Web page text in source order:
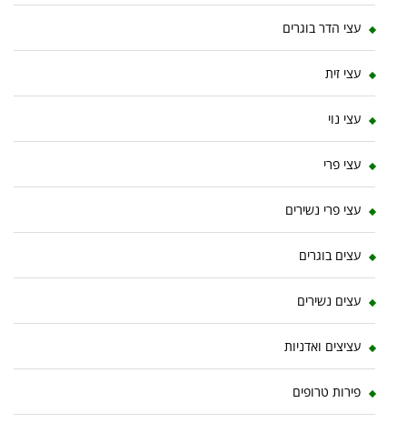
עצי הדר בוגרים
עצי זית
עצי נוי
עצי פרי
עצי פרי נשירים
עצים בוגרים
עצים נשירים
עציצים ואדניות
פירות טרופים